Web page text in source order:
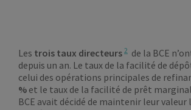
Les trois taux directeurs 2 de la BCE
depuis un an. Le taux de la facilité de
celui des opérations principales de
% et le taux de la facilité de prêt
BCE avait décidé de maintenir leur valeur